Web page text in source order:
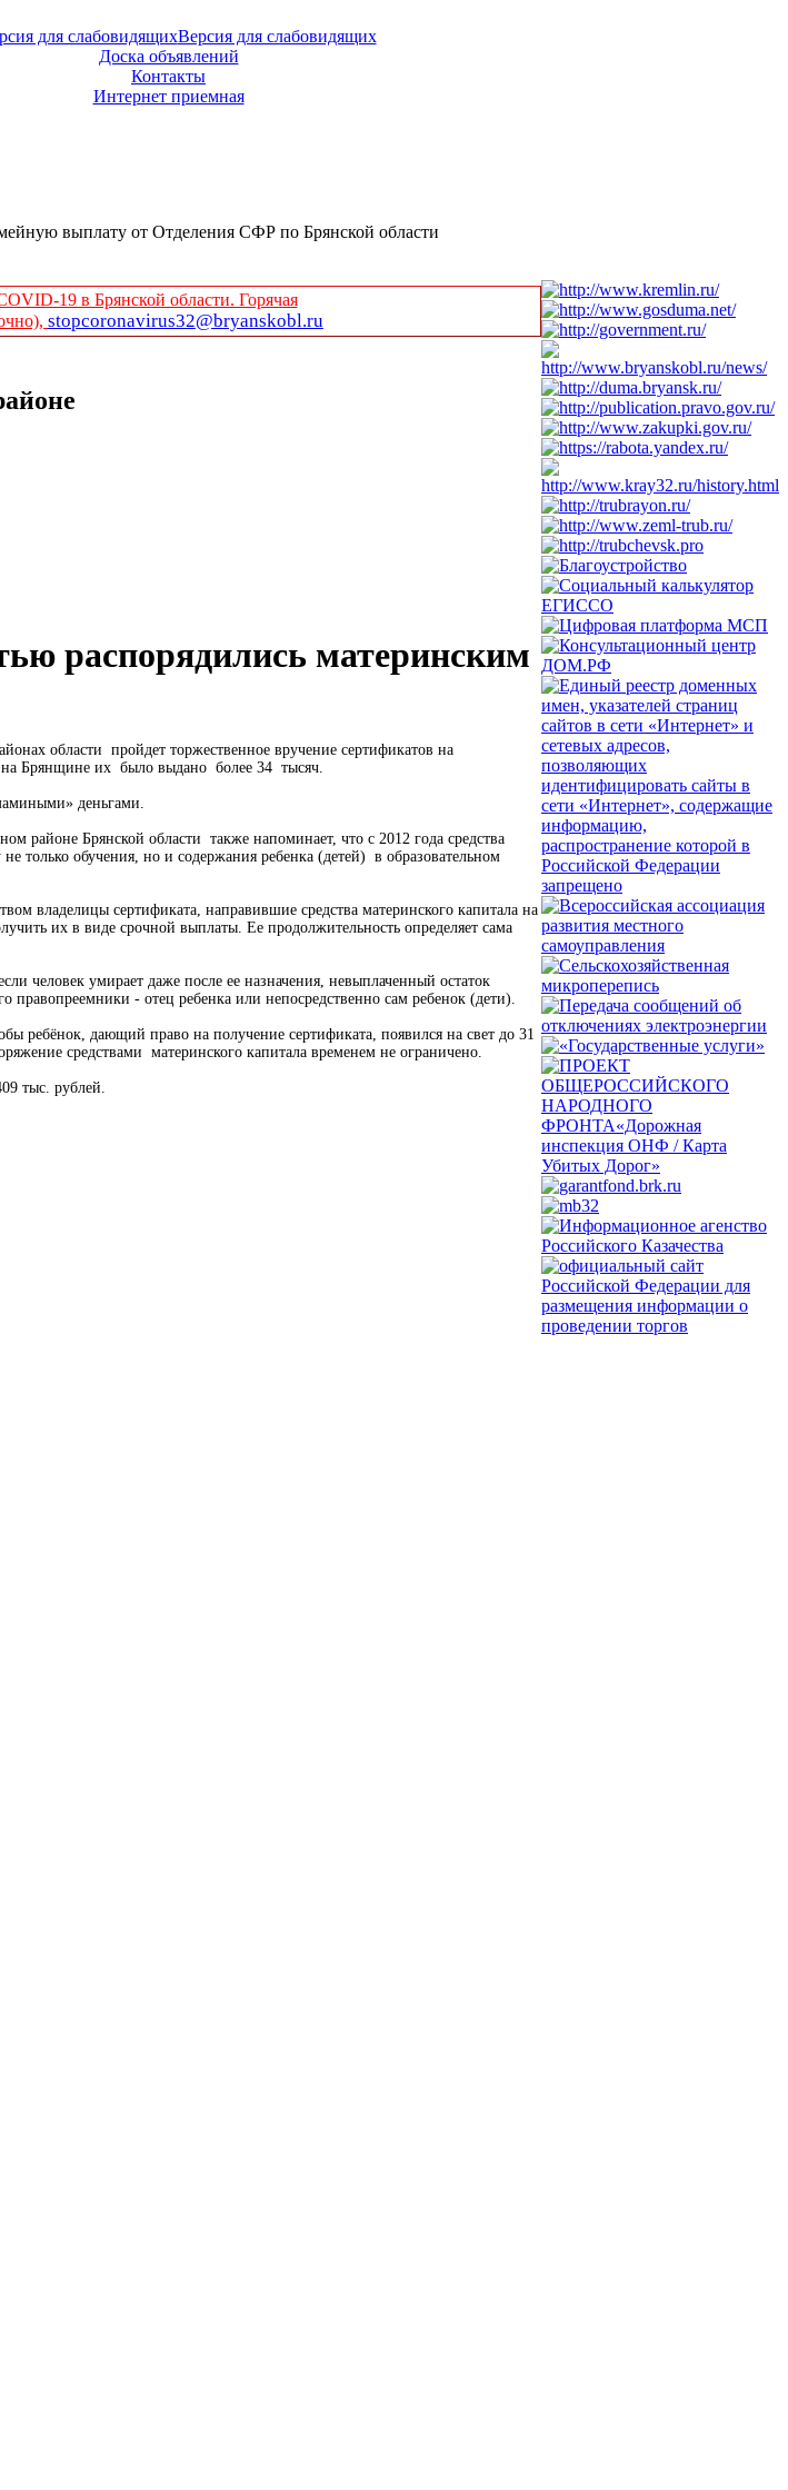
Версия для слабовидящих
Доска объявлений
Контакты
Интернет приемная
выплату от Отделения СФР по Брянской области
19 в Брянской области. Горячая
stopcoronavirus32@bryanskobl.ru
материнским
области пройдет торжественное вручение сертификатов на
Брянщине их было выдано более 34 тысяч.
деньгами.
районе Брянской области также напоминает, что с 2012 года средства
только обучения, но и содержания ребенка (детей) в образовательном
владелицы сертификата, направившие средства материнского капитала на
их в виде срочной выплаты. Ее продолжительность определяет сама
человек умирает даже после ее назначения, невыплаченный остаток
правопреемники - отец ребенка или непосредственно сам ребенок (дети).
ребёнок, дающий право на получение сертификата, появился на свет до 31
средствами материнского капитала временем не ограничено.
тыс. рублей.